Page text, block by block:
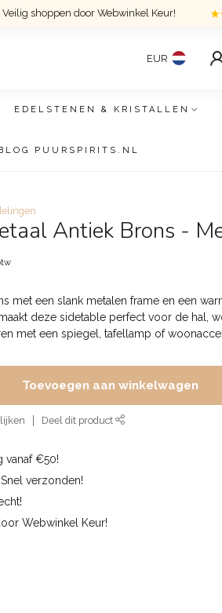
Veilig shoppen door Webwinkel Keur!
EUR
EDELSTENEN & KRISTALLEN
PUURSPIRITS.NL
Antiek Brons -
met een slank metalen frame en een
deze sidetable perfect voor de hal,
met een spiegel, tafellamp of
Toevoegen aan winkelwagen
Deel dit product
vanaf €50!
verzonden!
Webwinkel Keur!